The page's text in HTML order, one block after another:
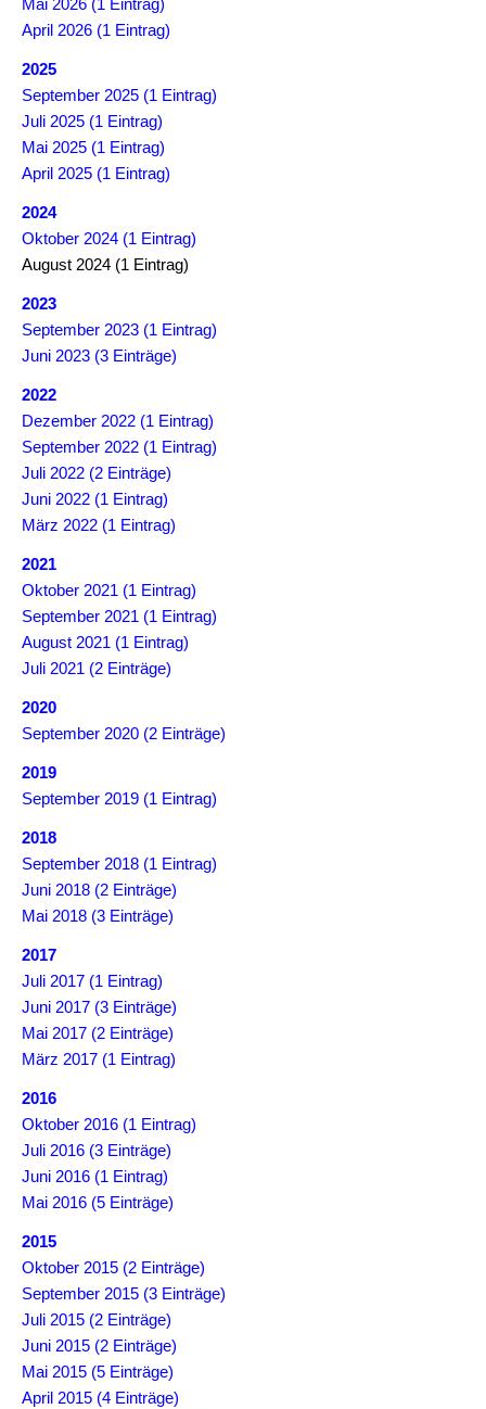
April 2026 (1 Eintrag)
2025
September 2025 (1 Eintrag)
Juli 2025 (1 Eintrag)
Mai 2025 (1 Eintrag)
April 2025 (1 Eintrag)
2024
Oktober 2024 (1 Eintrag)
August 2024 (1 Eintrag)
2023
September 2023 (1 Eintrag)
Juni 2023 (3 Einträge)
2022
Dezember 2022 (1 Eintrag)
September 2022 (1 Eintrag)
Juli 2022 (2 Einträge)
Juni 2022 (1 Eintrag)
März 2022 (1 Eintrag)
2021
Oktober 2021 (1 Eintrag)
September 2021 (1 Eintrag)
August 2021 (1 Eintrag)
Juli 2021 (2 Einträge)
2020
September 2020 (2 Einträge)
2019
September 2019 (1 Eintrag)
2018
September 2018 (1 Eintrag)
Juni 2018 (2 Einträge)
Mai 2018 (3 Einträge)
2017
Juli 2017 (1 Eintrag)
Juni 2017 (3 Einträge)
Mai 2017 (2 Einträge)
März 2017 (1 Eintrag)
2016
Oktober 2016 (1 Eintrag)
Juli 2016 (3 Einträge)
Juni 2016 (1 Eintrag)
Mai 2016 (5 Einträge)
2015
Oktober 2015 (2 Einträge)
September 2015 (3 Einträge)
Juli 2015 (2 Einträge)
Juni 2015 (2 Einträge)
Mai 2015 (5 Einträge)
April 2015 (4 Einträge)